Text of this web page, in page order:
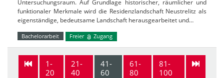
Untersuchungsraum. Auf Grundlage historischer, räumlicher und
funktionaler Merkmale wird die Residenzlandschaft Neustrelitz als
eigenständige, bedeutsame Landschaft herausgearbeitet und…
Bachelorarbeit Freier Zugang
1-
20
21-
40
41-
60
61-
80
81-
100